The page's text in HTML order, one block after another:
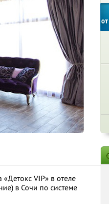
от
VIP» в отеле
в Сочи по системе